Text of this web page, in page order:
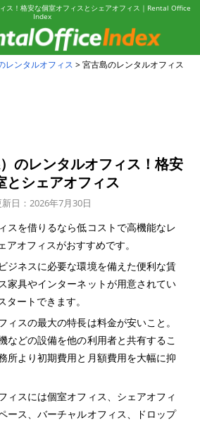
ス！格安な個室オフィスとシェアオフィス｜Rental Office
Index
レンタルオフィス 宮古島のレンタルオフィス
のレンタルオフィス！格安
とシェアオフィス
日：2026年7月30日
スを借りるなら低コストで高機能なレ
アオフィスがおすすめです。
ジネスに必要な環境を備えた便利な賃
家具やインターネットが用意されてい
ートできます。
ィスの最大の特長は料金が安いこと。
などの設備を他の利用者と共有するこ
所より初期費用と月額費用を大幅に抑
ィスには個室オフィス、シェアオフィ
ース、バーチャルオフィス、ドロップ